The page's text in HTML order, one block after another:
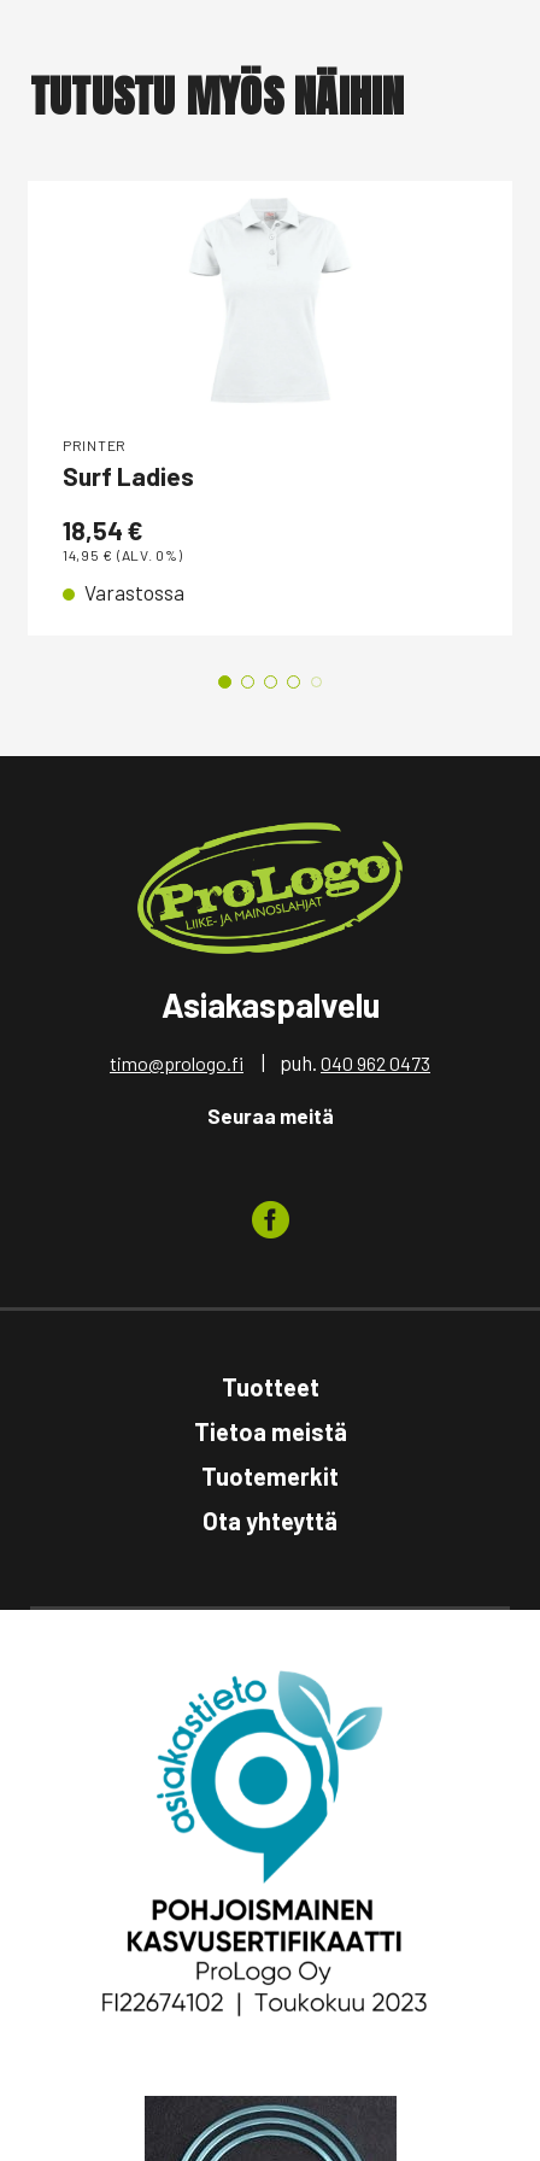
TUTUSTU MYÖS NÄIHIN
PRINTER
Surf Ladies
18,54 €
14,95 € (ALV. 0%)
Varastossa
Asiakaspalvelu
timo@prologo.fi | puh. 040 962 0473
Seuraa meitä
Tuotteet
Tietoa meistä
Tuotemerkit
Ota yhteyttä